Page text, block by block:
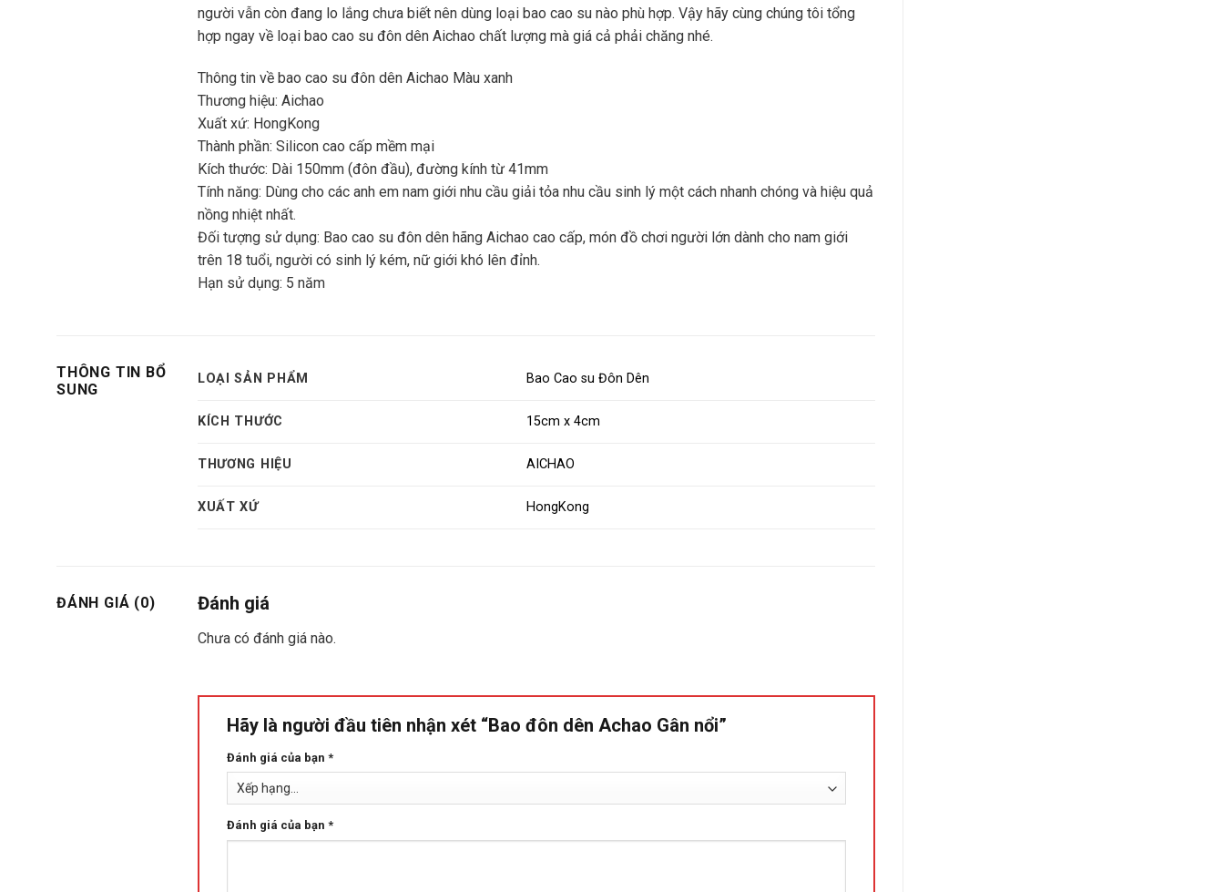
người vẫn còn đang lo lắng chưa biết nên dùng loại bao cao su nào phù hợp. Vậy hãy cùng chúng tôi tổng
hợp ngay về loại bao cao su đôn dên Aichao chất lượng mà giá cả phải chăng nhé.
Thông tin về bao cao su đôn dên Aichao Màu xanh
Thương hiệu: Aichao
Xuất xứ: HongKong
Thành phần: Silicon cao cấp mềm mại
Kích thước: Dài 150mm (đôn đầu), đường kính từ 41mm
Tính năng: Dùng cho các anh em nam giới nhu cầu giải tỏa nhu cầu sinh lý một cách nhanh chóng và hiệu quả
nồng nhiệt nhất.
Đối tượng sử dụng: Bao cao su đôn dên hãng Aichao cao cấp, món đồ chơi người lớn dành cho nam giới
trên 18 tuổi, người có sinh lý kém, nữ giới khó lên đỉnh.
Hạn sử dụng: 5 năm
THÔNG TIN BỔ
SUNG
LOẠI SẢN PHẨM Bao Cao su Đôn Dên
KÍCH THƯỚC 15cm x 4cm
THƯƠNG HIỆU AICHAO
XUẤT XỨ HongKong
ĐÁNH GIÁ (0) Đánh giá
Chưa có đánh giá nào.
Hãy là người đầu tiên nhận xét “Bao đôn dên Achao Gân nổi”
Đánh giá của bạn *
Đánh giá của bạn *